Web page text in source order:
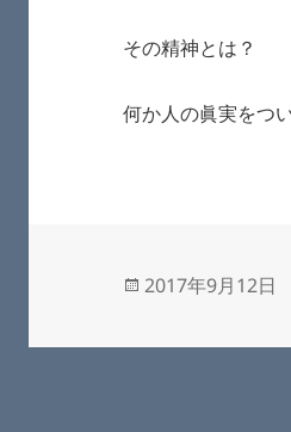
その精神とは？
何か人の眞実をつ
投
日:
2017年9月12日